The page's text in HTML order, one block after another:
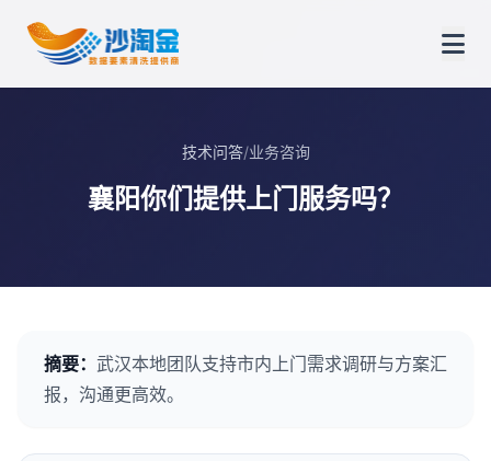
技术问答/业务咨询
襄阳你们提供上门服务吗？
摘要： 武汉本地团队支持市内上门需求调研与方案汇
报，沟通更高效。